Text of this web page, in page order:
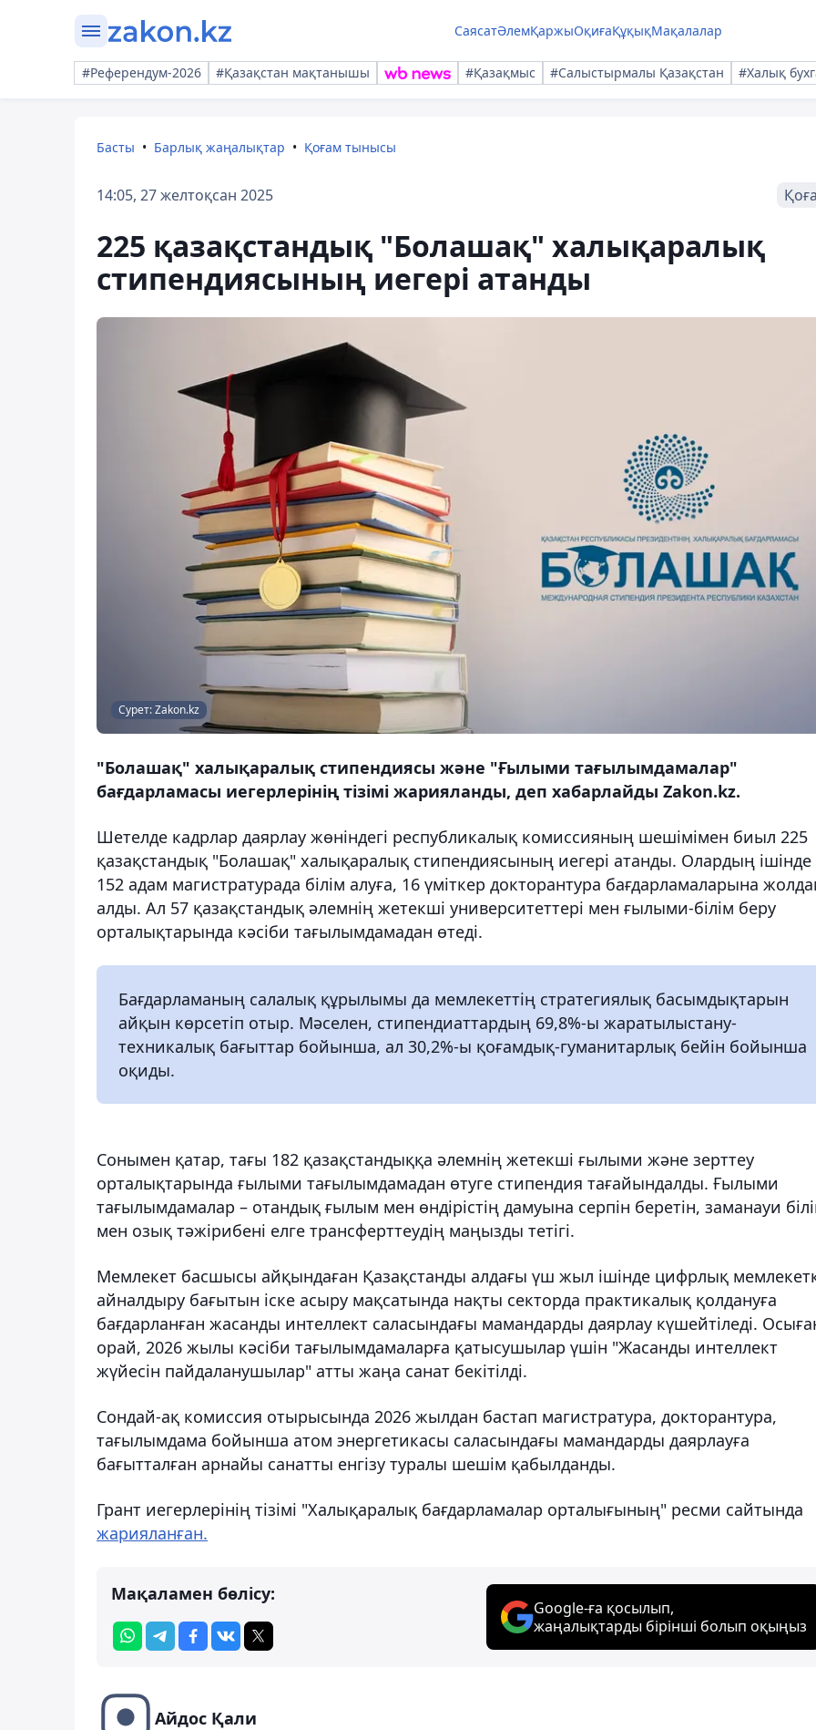
СаясатӘлемҚаржыОқиғаҚұқықМақалалар
#Референдум-2026 #Қазақстан мақтанышы #Қазақмыс #Салыстырмалы Қазақстан #Халық
Басты Барлық жаңалықтар Қоғам тынысы
14:05, 27 желтоқсан 2025
225 қазақстандық "Болашақ" халықаралық
стипендиясының иегері атанды
Сурет: Zakon.kz
"Болашақ" халықаралық стипендиясы және "Ғылыми тағылымдамалар"
бағдарламасы иегерлерінің тізімі жарияланды, деп хабарлайды Zakon.kz.
Шетелде кадрлар даярлау жөніндегі республикалық комиссияның шешімімен биыл 225
қазақстандық "Болашақ" халықаралық стипендиясының иегері атанды. Олардың ішінде
152 адам магистратурада білім алуға, 16 үміткер докторантура бағдарламаларына
алды. Ал 57 қазақстандық әлемнің жетекші университеттері мен ғылыми-білім беру
орталықтарында кәсіби тағылымдамадан өтеді.
Бағдарламаның салалық құрылымы да мемлекеттің стратегиялық басымдықтарын
айқын көрсетіп отыр. Мәселен, стипендиаттардың 69,8%-ы жаратылыстану-
техникалық бағыттар бойынша, ал 30,2%-ы қоғамдық-гуманитарлық бейін бойынша
оқиды.
Сонымен қатар, тағы 182 қазақстандыққа әлемнің жетекші ғылыми және зерттеу
орталықтарында ғылыми тағылымдамадан өтуге стипендия тағайындалды. Ғылыми
тағылымдамалар – отандық ғылым мен өндірістің дамуына серпін беретін, заманауи
мен озық тәжірибені елге трансферттеудің маңызды тетігі.
Мемлекет басшысы айқындаған Қазақстанды алдағы үш жыл ішінде цифрлық
айналдыру бағытын іске асыру мақсатында нақты секторда практикалық қолдануға
бағдарланған жасанды интеллект саласындағы мамандарды даярлау күшейтіледі.
орай, 2026 жылы кәсіби тағылымдамаларға қатысушылар үшін "Жасанды интеллект
жүйесін пайдаланушылар" атты жаңа санат бекітілді.
Сондай-ақ комиссия отырысында 2026 жылдан бастап магистратура, докторантура,
тағылымдама бойынша атом энергетикасы саласындағы мамандарды даярлауға
бағытталған арнайы санатты енгізу туралы шешім қабылданды.
Грант иегерлерінің тізімі "Халықаралық бағдарламалар орталығының" ресми сайтында
жарияланған.
Мақаламен бөлісу:
Google-ға қосылып,
жаңалықтарды бірінші болып оқыңыз
Айдос Қали